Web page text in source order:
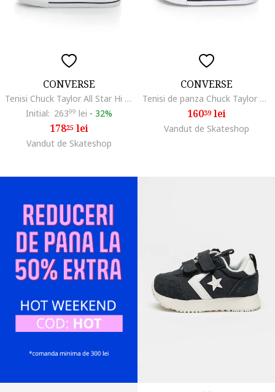
CONVERSE
Tenisi Chuck Taylor All Star Hi pentru copii, Black, Negru
Initial: 26399 lei - 32%
17825lei
Vandut de Skateshop
CONVERSE
Tenisi de panza Chuck Taylor All Star Ox
16039lei
Vandut de Skateshop